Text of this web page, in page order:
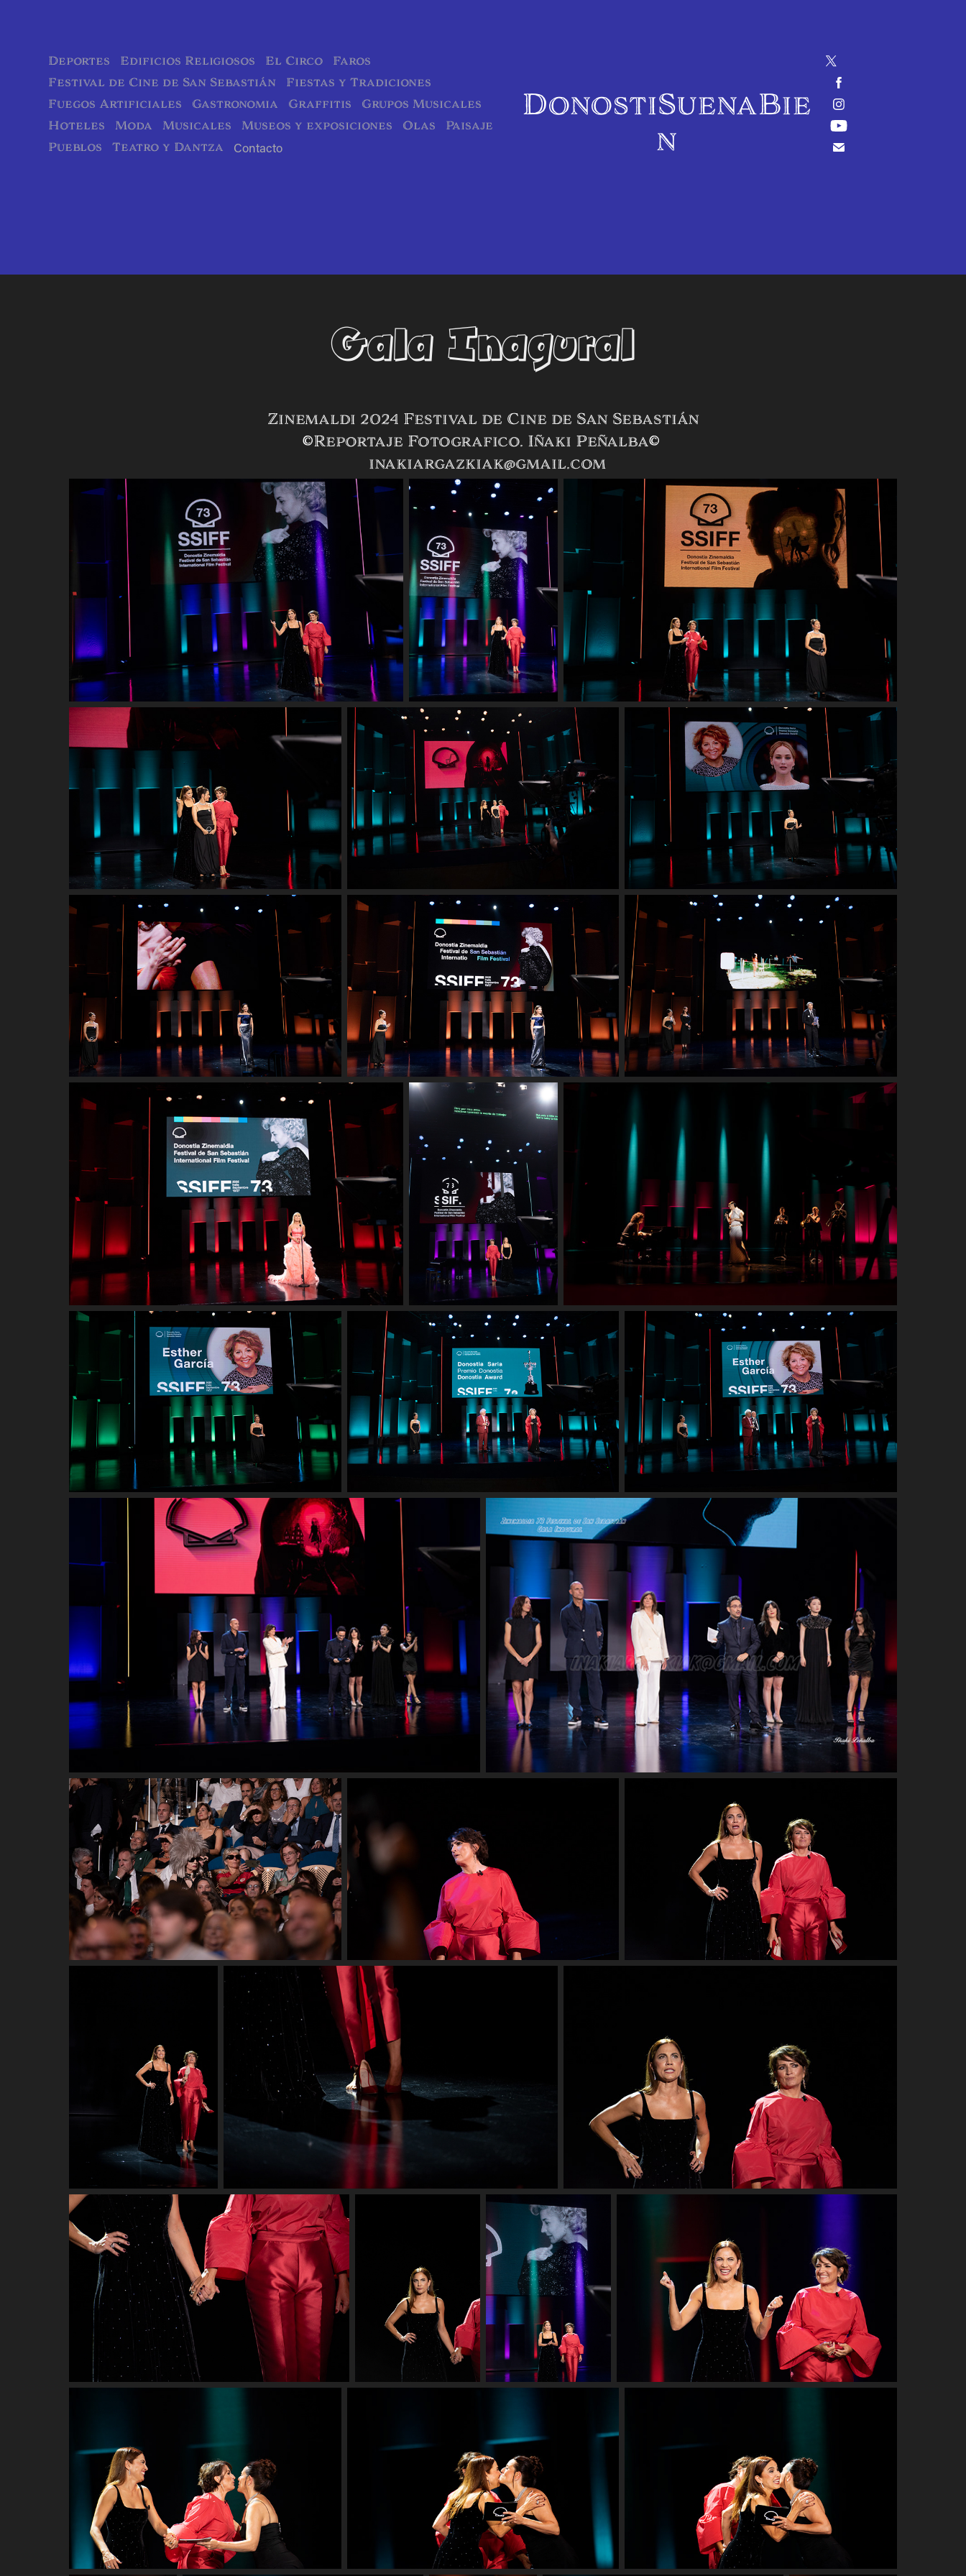
Deportes Edificios Religiosos El Circo
Faros
Festival de Cine de San Sebastián
Fiestas y Tradiciones
Fuegos Artificiales
Gastronomia Graffitis
Grupos Musicales
Hoteles
Moda Musicales Museos y exposiciones Olas
Paisaje
Pueblos
Teatro y Dantza Contacto
DonostiSuenaBie
n
Gala Inagural
Zinemaldi 2024 Festival de Cine de San Sebastián
©Reportaje Fotografico. Iñaki Peñalba©
inakiargazkiak@gmail.com